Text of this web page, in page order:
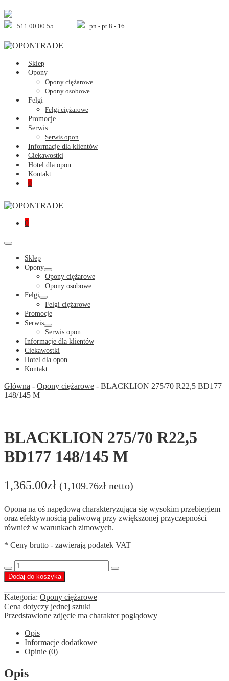
Skip
to
content511 00 00 55 pn - pt 8 - 16
Sklep
Opony
Opony ciężarowe
Opony osobowe
Felgi
Felgi ciężarowe
Promocje
Serwis
Serwis opon
Informacje dla klientów
Ciekawostki
Hotel dla opon
Kontakt
Shopping
0Items
Shopping
0Items
Menu
Toggle
Sklep
Opony
Menu
Toggle
Opony ciężarowe
Opony osobowe
Felgi
Menu
Toggle
Felgi ciężarowe
Promocje
Serwis
Menu
Toggle
Serwis opon
Informacje dla klientów
Ciekawostki
Hotel dla opon
Kontakt
Główna - Opony ciężarowe - BLACKLION 275/70 R22,5 BD177
148/145 M
BLACKLION 275/70 R22,5
BD177 148/145 M
1,365.00zł (1,109.76zł netto)
Opona na oś napędową charakteryzująca się wysokim przebiegiem
oraz efektywnością paliwową przy zwiększonej przyczepności
również w warunkach zimowych.
* Ceny brutto - zawierają podatek VAT
Decrease
quantity
ilość
BLACKLION
275/70
R22,5
BD177
148/145
M
Increase
Dodaj do koszyka
Kategoria: Opony ciężarowe
Cena dotyczy jednej sztuki
Przedstawione zdjęcie ma charakter poglądowy
Opis
Informacje dodatkowe
Opinie (0)
Opis